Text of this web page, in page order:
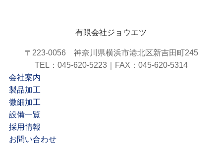
有限会社ジョウエツ
〒223-0056 神奈川県横浜市港北区新吉田町245
TEL：045-620-5223｜FAX：045-620-5314
会社案内
製品加工
微細加工
設備一覧
採用情報
お問い合わせ